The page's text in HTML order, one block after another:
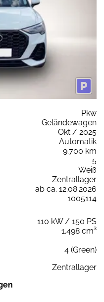
Pkw
Geländewagen
Okt / 2025
Automatik
9.700 km
5
Weiß
Zentrallager
ab ca. 12.08.2026
1005114
110 kW / 150 PS
1.498 cm³
4 (Green)
Zentrallager